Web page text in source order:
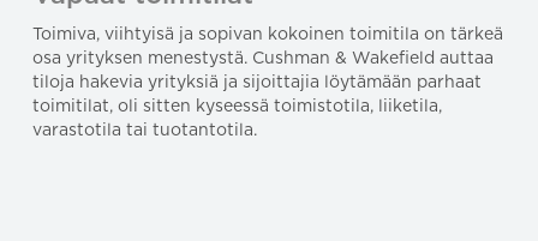
Toimiva, viihtyisä ja sopivan kokoinen toimitila on tärkeä
osa yrityksen menestystä. Cushman & Wakefield auttaa
tiloja hakevia yrityksiä ja sijoittajia löytämään parhaat
toimitilat, oli sitten kyseessä toimistotila, liiketila,
varastotila tai tuotantotila.